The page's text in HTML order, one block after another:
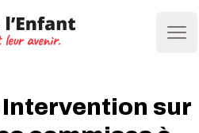
Intervention sur